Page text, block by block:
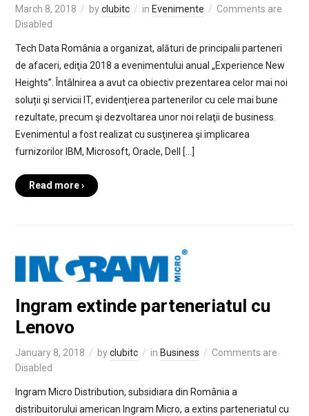
March 8, 2018 byclubitc in Evenimente
Comments are
Disabled
Tech Data România a organizat, alături de principalii parteneri
de afaceri, ediţia 2018 a evenimentului anual „Experience New
Heights”. Întâlnirea a avut ca obiectiv prezentarea celor mai noi
soluții şi servicii IT, evidenţierea partenerilor cu cele mai bune
rezultate, precum şi dezvoltarea unor noi relaţii de business.
Evenimentul a fost realizat cu susţinerea şi implicarea
furnizorilor IBM, Microsoft, Oracle, Dell […]
Read more ›
Ingram extinde parteneriatul cu
Lenovo
January 8, 2018 byclubitc in Business
Comments are
Disabled
Ingram Micro Distribution, subsidiara din România a
distribuitorului american Ingram Micro, a extins parteneriatul cu